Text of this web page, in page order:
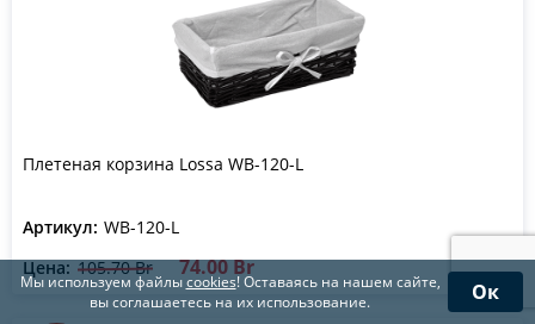
Плетеная корзина Lossa WB-120-L
Артикул: WB-120-L
Цена: 105.70 Br 74.00 Br
Мы используем файлыcookies! Оставаясь на нашем сайте,
вы соглашаетесь на их использование.
Ок